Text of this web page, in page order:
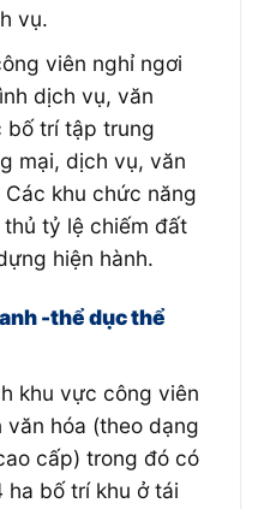
vụ.
viên nghỉ ngơi
dịch vụ, văn
bố trí tập trung
mại, dịch vụ, văn
khu chức năng
tỷ lệ chiếm đất
hiện hành.
-thể dục thể
khu vực công viên
văn hóa (theo dạng
cấp) trong đó có
ha bố trí khu ở tái